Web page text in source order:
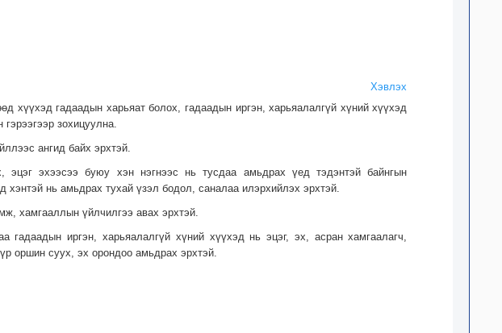
Хэвлэх
хүүхэд гадаадын харьяат болох, гадаадын иргэн, харьяалалгүй хүний хүүхэд
зохицуулна.
ангид байх эрхтэй.
эхээсээ буюу хэн нэгнээс нь тусдаа амьдрах үед тэдэнтэй байнгын
нь амьдрах тухай үзэл бодол, саналаа илэрхийлэх эрхтэй.
хамгааллын үйлчилгээ авах эрхтэй.
иргэн, харьяалалгүй хүний хүүхэд нь эцэг, эх, асран хамгаалагч,
оршин суух, эх орондоо амьдрах эрхтэй.